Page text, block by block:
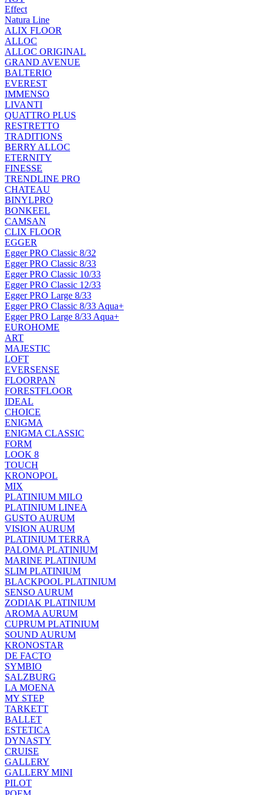
Effect
Natura Line
ALIX FLOOR
ALLOC
ALLOC ORIGINAL
GRAND AVENUE
BALTERIO
EVEREST
IMMENSO
LIVANTI
QUATTRO PLUS
RESTRETTO
TRADITIONS
BERRY ALLOC
ETERNITY
FINESSE
TRENDLINE PRO
CHATEAU
BINYLPRO
BONKEEL
CAMSAN
CLIX FLOOR
EGGER
Egger PRO Classic 8/32
Egger PRO Classic 8/33
Egger PRO Classic 10/33
Egger PRO Classic 12/33
Egger PRO Large 8/33
Egger PRO Classic 8/33 Aqua+
Egger PRO Large 8/33 Aqua+
EUROHOME
ART
MAJESTIC
LOFT
EVERSENSE
FLOORPAN
FORESTFLOOR
IDEAL
CHOICE
ENIGMA
ENIGMA CLASSIC
FORM
LOOK 8
TOUCH
KRONOPOL
MIX
PLATINIUM MILO
PLATINIUM LINEA
GUSTO AURUM
VISION AURUM
PLATINIUM TERRA
PALOMA PLATINIUM
MARINE PLATINIUM
SLIM PLATINIUM
BLACKPOOL PLATINIUM
SENSO AURUM
ZODIAK PLATINIUM
AROMA AURUM
CUPRUM PLATINIUM
SOUND AURUM
KRONOSTAR
DE FACTO
SYMBIO
SALZBURG
LA MOENA
MY STEP
TARKETT
BALLET
ESTETICA
DYNASTY
CRUISE
GALLERY
GALLERY MINI
PILOT